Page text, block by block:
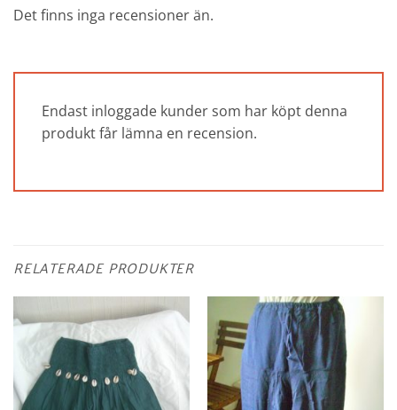
Det finns inga recensioner än.
Endast inloggade kunder som har köpt denna
produkt får lämna en recension.
RELATERADE PRODUKTER